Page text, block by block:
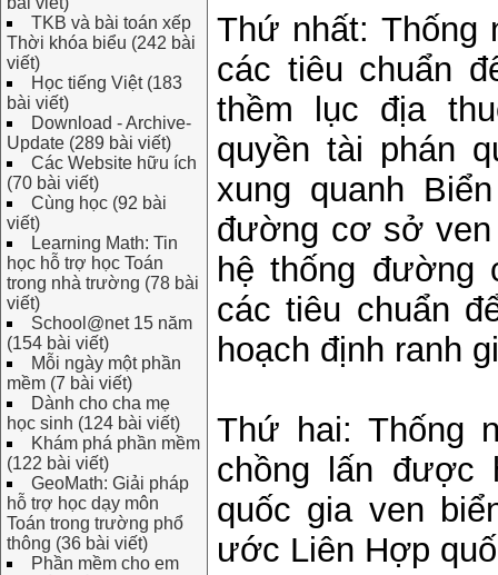
TKB và bài toán xếp
Thời khóa biểu (242 bài
viết)
Học tiếng Việt (183
bài viết)
Download - Archive-
Update (289 bài viết)
Các Website hữu ích
(70 bài viết)
Cùng học (92 bài
viết)
Learning Math: Tin
học hỗ trợ học Toán
trong nhà trường (78 bài
viết)
School@net 15 năm
(154 bài viết)
Mỗi ngày một phần
mềm (7 bài viết)
Dành cho cha mẹ
học sinh (124 bài viết)
Khám phá phần mềm
(122 bài viết)
GeoMath: Giải pháp
hỗ trợ học dạy môn
Toán trong trường phổ
thông (36 bài viết)
Phần mềm cho em
Thứ nhất: Thống
các tiêu chuẩn
thềm lục địa
quyền tài phán
xung quanh
đường cơ sở
hệ thống đường
các tiêu chuẩn
hoạch định ranh
Thứ hai: Thống
chồng lấn được
quốc gia ven
ước Liên Hợp